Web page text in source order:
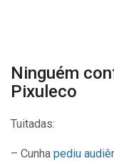
Ninguém
Pixuleco
Tuitadas:
– Cunha pediu